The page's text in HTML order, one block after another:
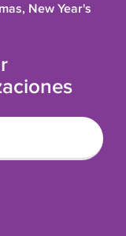
New Year's